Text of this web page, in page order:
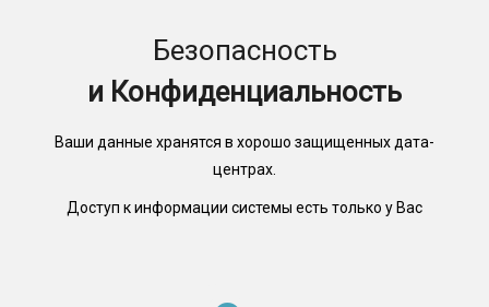
Безопасность
и Конфиденциальность
Ваши данные хранятся в хорошо защищенных дата-
центрах.
Доступ к информации системы есть только у Вас